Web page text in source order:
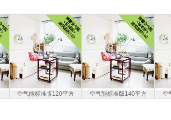
空气能标准版120平方 空气能标准版140平方 空